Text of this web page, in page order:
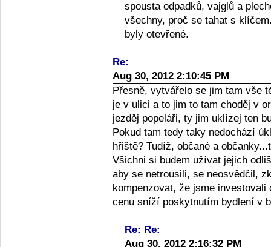
spousta odpadků, vajglů a
všechny, proč se tahat s
byly otevřené.
Re:
Aug 30, 2012 2:10:45 PM
Přesně, vytvářelo se jim tam vše
je v ulici a to jim to tam choděj v
jezděj popeláři, ty jim uklízej ten
Pokud tam tedy taky nedochází
hřiště? Tudíž, občané a
Všichni si budem užívat jejich
aby se netrousili, se neosvědčil,
kompenzovat, že jsme
cenu sníží poskytnutím bydlení v
Re: Re:
Aug 30, 2012 2:16:32 PM